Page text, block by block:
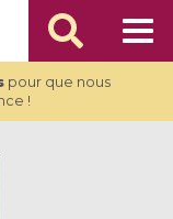
pour que nous
!